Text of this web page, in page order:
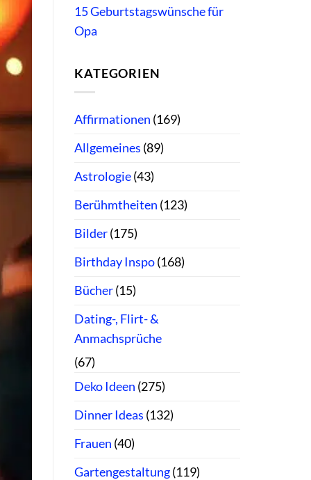
15 Geburtstagswünsche für
Opa
KATEGORIEN
Affirmationen (169)
Allgemeines (89)
Astrologie(43)
Berühmtheiten (123)
Bilder(175)
Birthday Inspo(168)
Bücher(15)
Dating-, Flirt- &
Anmachsprüche
(67)
Deko Ideen (275)
Dinner Ideas (132)
Frauen (40)
Gartengestaltung(119)